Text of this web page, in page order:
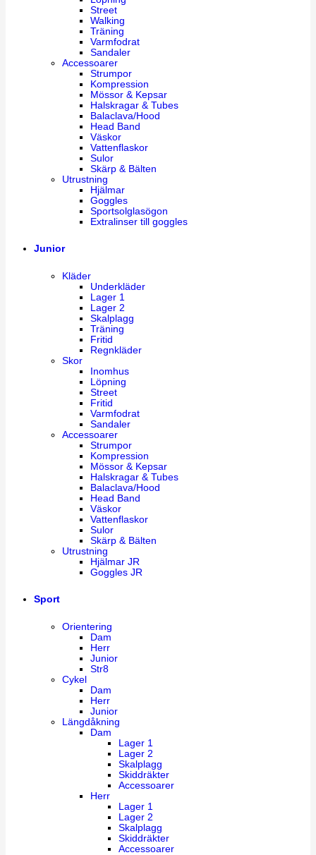
Street
Walking
Träning
Varmfodrat
Sandaler
Accessoarer
Strumpor
Kompression
Mössor & Kepsar
Halskragar & Tubes
Balaclava/Hood
Head Band
Väskor
Vattenflaskor
Sulor
Skärp & Bälten
Utrustning
Hjälmar
Goggles
Sportsolglasögon
Extralinser till goggles
Junior
Kläder
Underkläder
Lager 1
Lager 2
Skalplagg
Träning
Fritid
Regnkläder
Skor
Inomhus
Löpning
Street
Fritid
Varmfodrat
Sandaler
Accessoarer
Strumpor
Kompression
Mössor & Kepsar
Halskragar & Tubes
Balaclava/Hood
Head Band
Väskor
Vattenflaskor
Sulor
Skärp & Bälten
Utrustning
Hjälmar JR
Goggles JR
Sport
Orientering
Dam
Herr
Junior
Str8
Cykel
Dam
Herr
Junior
Längdåkning
Dam
Lager 1
Lager 2
Skalplagg
Skiddräkter
Accessoarer
Herr
Lager 1
Lager 2
Skalplagg
Skiddräkter
Accessoarer